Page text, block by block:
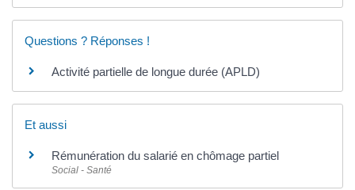
Questions ? Réponses !
Activité partielle de longue durée (APLD)
Et aussi
Rémunération du salarié en chômage partiel
Social - Santé